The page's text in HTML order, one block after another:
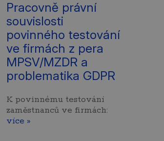
Pracovně právní
souvislosti
povinného testování
ve firmách z pera
MPSV/MZDR a
problematika GDPR
K povinnému testování
zaměstnanců ve firmách:
více »